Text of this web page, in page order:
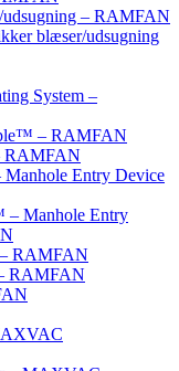
– RAMFAN
blæser/udsugning
System –
– RAMFAN
RAMFAN
Entry Device
Manhole Entry
RAMFAN
RAMFAN